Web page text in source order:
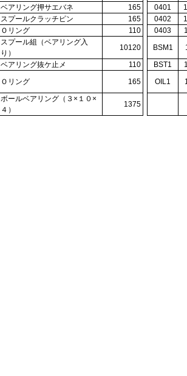
ベアリング押サエバネ 165 0401
スプールクラッチピン 165 0402
Ｏリング 110 0403
スプール組（ベアリング入
り）
10120 BSM1
ベアリング抜ケ止メ 110 BST1
Ｏリング 165 OIL1
ボールベアリング（３×１０×
４）
1375